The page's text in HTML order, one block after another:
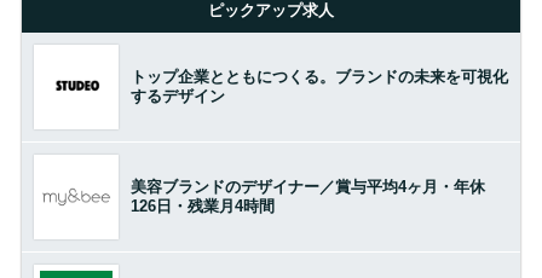
ピックアップ求人
トップ企業とともにつくる。ブランドの未来を可視化
するデザイン
美容ブランドのデザイナー／賞与平均4ヶ月・年休
126日・残業月4時間